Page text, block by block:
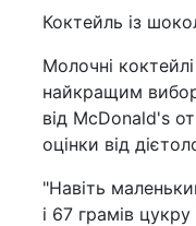
Коктейль із
Молочні
найкращим
від McDonald's
оцінки від
"Навіть
і 67 грамів цукру